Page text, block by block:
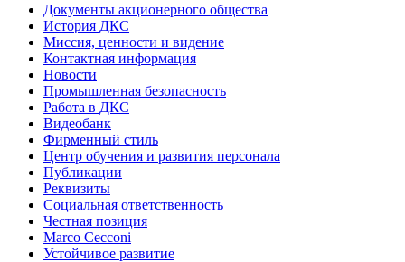
Документы акционерного общества
История ДКС
Миссия, ценности и видение
Контактная информация
Новости
Промышленная безопасность
Работа в ДКС
Видеобанк
Фирменный стиль
Центр обучения и развития персонала
Публикации
Реквизиты
Социальная ответственность
Честная позиция
Marco Cecconi
Устойчивое развитие